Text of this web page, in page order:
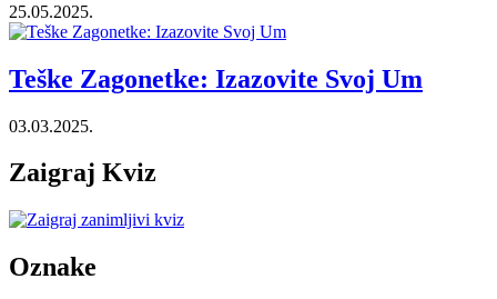
25.05.2025.
Teške Zagonetke: Izazovite Svoj Um
03.03.2025.
Zaigraj Kviz
Oznake